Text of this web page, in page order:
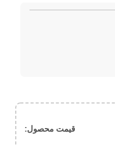
قیمت محصول:​